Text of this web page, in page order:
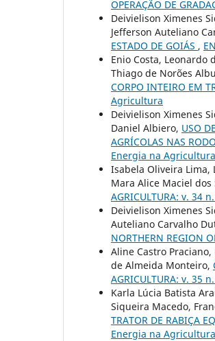
OPERAÇÃO DE
Deivielison Ximenes
Jefferson Auteliano
ESTADO DE GOIÁS ,
Enio Costa, Leonardo
Thiago de Norões
CORPO INTEIRO EM
Agricultura
Deivielison Ximenes
Daniel Albiero, USO
AGRÍCOLAS NAS
Energia na Agricultura
Isabela Oliveira Lima,
Mara Alice Maciel dos
AGRICULTURA: v. 34
Deivielison Ximenes
Auteliano Carvalho
NORTHERN REGION
Aline Castro
de Almeida Monteiro,
AGRICULTURA: v. 35
Karla Lúcia Batista
Siqueira Macedo,
TRATOR DE RABIÇA
Energia na Agricultura